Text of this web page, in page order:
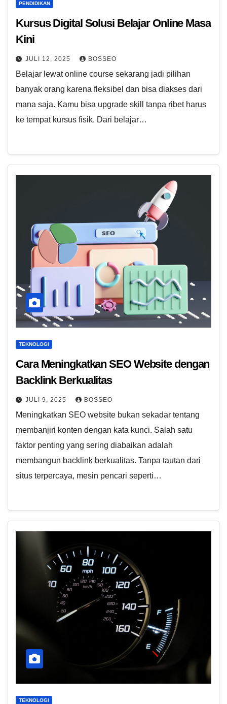
PENDIDIKAN
Kursus Digital Solusi Belajar Online Masa
Kini
JULI 12, 2025 BOSSEO
Belajar lewat online course sekarang jadi pilihan
banyak orang karena fleksibel dan bisa diakses dari
mana saja. Kamu bisa upgrade skill tanpa ribet harus
ke tempat kursus fisik. Dari belajar…
TEKNOLOGI
Cara Meningkatkan SEO Website dengan
Backlink Berkualitas
JULI 9, 2025 BOSSEO
Meningkatkan SEO website bukan sekadar tentang
membanjiri konten dengan kata kunci. Salah satu
faktor penting yang sering diabaikan adalah
membangun backlink berkualitas. Tanpa tautan dari
situs terpercaya, mesin pencari seperti…
TEKNOLOGI